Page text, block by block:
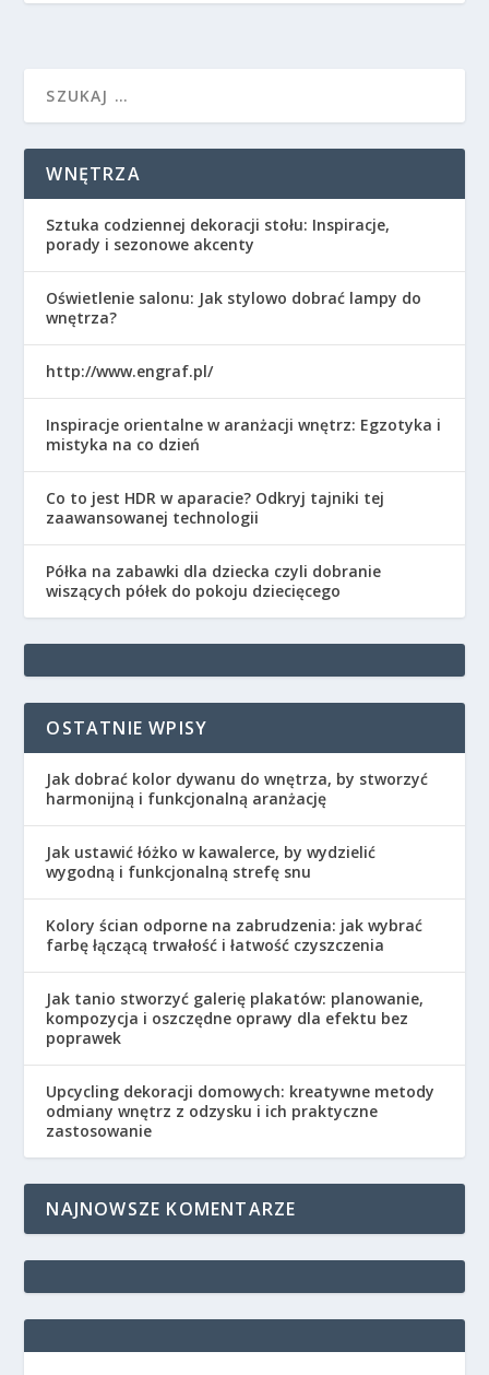
WNĘTRZA
Sztuka codziennej dekoracji stołu: Inspiracje,
porady i sezonowe akcenty
Oświetlenie salonu: Jak stylowo dobrać lampy do
wnętrza?
http://www.engraf.pl/
Inspiracje orientalne w aranżacji wnętrz: Egzotyka i
mistyka na co dzień
Co to jest HDR w aparacie? Odkryj tajniki tej
zaawansowanej technologii
Półka na zabawki dla dziecka czyli dobranie
wiszących półek do pokoju dziecięcego
OSTATNIE WPISY
Jak dobrać kolor dywanu do wnętrza, by stworzyć
harmonijną i funkcjonalną aranżację
Jak ustawić łóżko w kawalerce, by wydzielić
wygodną i funkcjonalną strefę snu
Kolory ścian odporne na zabrudzenia: jak wybrać
farbę łączącą trwałość i łatwość czyszczenia
Jak tanio stworzyć galerię plakatów: planowanie,
kompozycja i oszczędne oprawy dla efektu bez
poprawek
Upcycling dekoracji domowych: kreatywne metody
odmiany wnętrz z odzysku i ich praktyczne
zastosowanie
NAJNOWSZE KOMENTARZE